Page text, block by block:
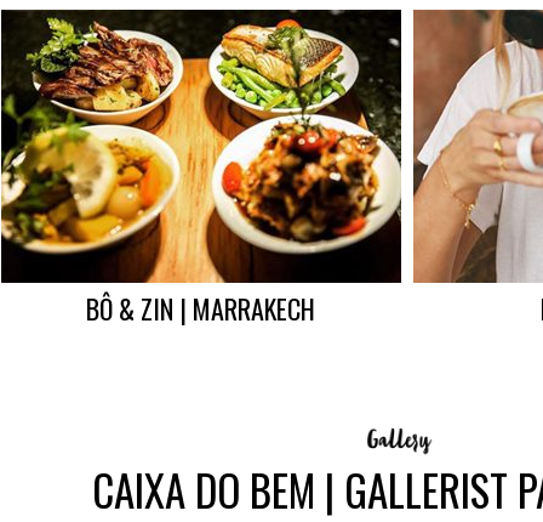
BÔ & ZIN | MARRAKECH
CAIXA DO BEM | GALLERIST